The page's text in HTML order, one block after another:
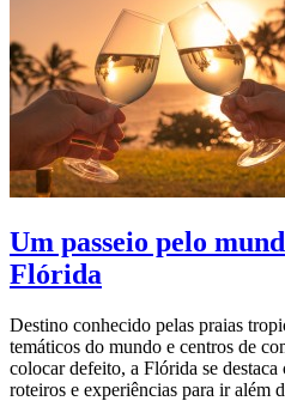
Um passeio pelo
Flórida
Destino conhecido pelas praias
temáticos do mundo e centros de
colocar defeito, a Flórida se
roteiros e experiências para ir além